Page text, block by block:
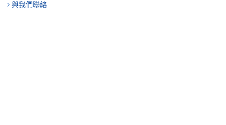
與我們聯絡